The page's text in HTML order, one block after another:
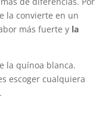
la convierte en un
más fuerte y la
la quínoa blanca.
escoger cualquiera